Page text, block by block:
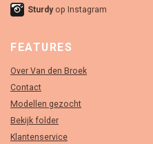
Sturdyop Instagram
FEATURES
Over Van den Broek
Contact
Modellen gezocht
Bekijk folder
Klantenservice